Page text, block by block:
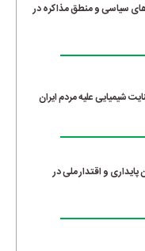
سیاسی و منطق مذاکره در
شیمیایی علیه مردم ایران
و اقتدار ملی در